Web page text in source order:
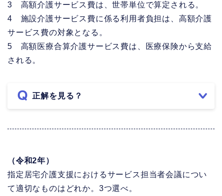
3 高額介護サービス費は、世帯単位で算定される。
4 施設介護サービス費に係る利用者負担は、高額介護
サービス費の対象となる。
5 高額医療合算介護サービス費は、医療保険から支給
される。
正解を見る？
（令和2年）
指定居宅介護支援におけるサービス担当者会議につい
て適切なものはどれか。3つ選べ。